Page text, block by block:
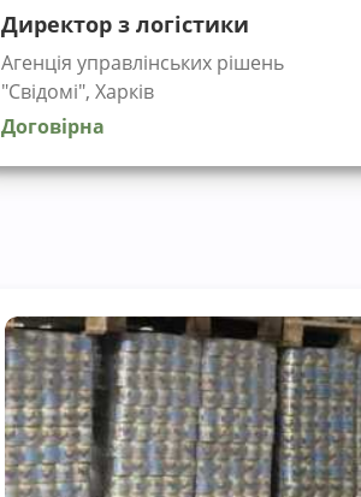
Директор з логістики
Агенція управлінських рішень
"Cвідомі", Харків
Договірна